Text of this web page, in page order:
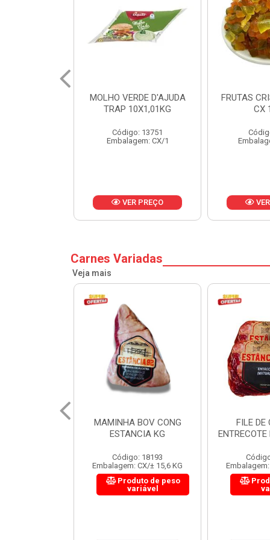
FRUTAS CRISTALIZADAS
CX 10KG
Código: 1785
Embalagem: KG/10
VER PREÇO
Carnes Variadas
Veja mais
FILE DE COSTELA
ENTRECOTE ESTANCIA KG
Código: 18299
Embalagem: CX/± 14,4 KG
Produto de peso
variável
CUPIM
Embalagem: